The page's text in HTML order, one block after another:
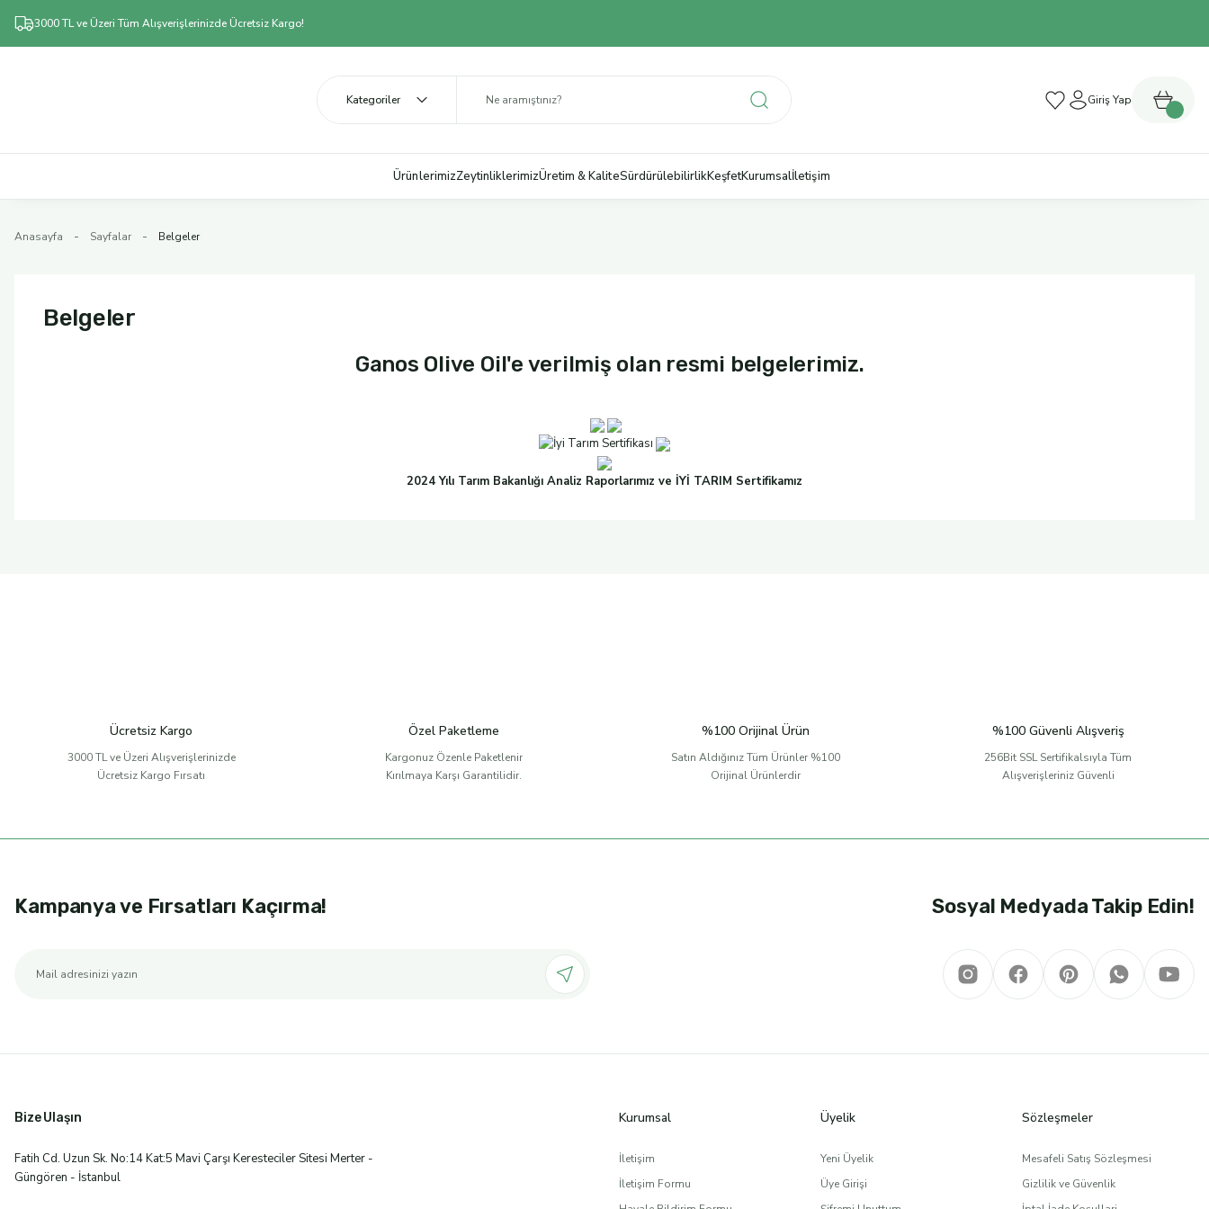
3000 TL ve Üzeri Tüm Alışverişlerinizde Ücretsiz Kargo!
Giriş Yap
ÜrünlerimizZeytinliklerimizÜretim & KaliteSürdürülebilirlikKeşfetKurumsalİletişim
Anasayfa Sayfalar Belgeler
Belgeler
Ganos Olive Oil'e verilmiş olan resmi belgelerimiz.
2024 Yılı Tarım Bakanlığı Analiz Raporlarımız ve İYİ TARIM Sertifikamız
Ücretsiz Kargo
3000 TL ve Üzeri Alışverişlerinizde
Ücretsiz Kargo Fırsatı
Özel Paketleme
Kargonuz Özenle Paketlenir
Kırılmaya Karşı Garantilidir.
%100 Orijinal Ürün
Satın Aldığınız Tüm Ürünler %100
Orijinal Ürünlerdir
%100 Güvenli Alışveriş
256Bit SSL Sertifikalsıyla Tüm
Alışverişleriniz Güvenli
Kampanya ve Fırsatları Kaçırma! Sosyal Medyada Takip Edin!
Bize Ulaşın
Fatih Cd. Uzun Sk. No:14 Kat:5 Mavi Çarşı Keresteciler Sitesi Merter -
Güngören - İstanbul
Kurumsal
İletişim
İletişim Formu
Üyelik
Yeni Üyelik
Üye Girişi
Sözleşmeler
Mesafeli Satış Sözleşmesi
Gizlilik ve Güvenlik